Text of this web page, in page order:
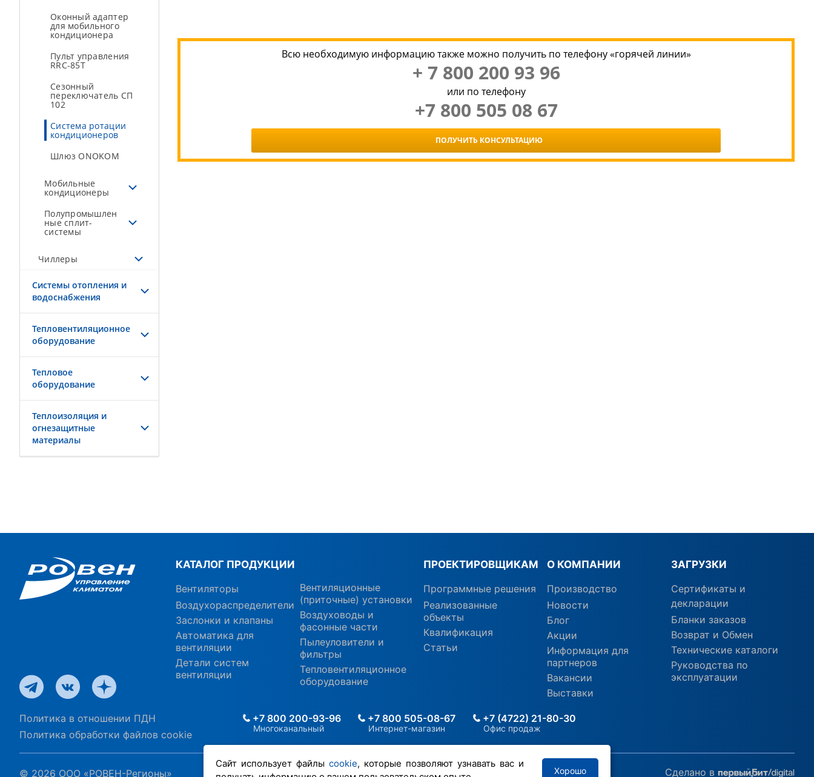
Оконный адаптер
для мобильного
кондиционера
Пульт управления
RRC-85T
Сезонный
переключатель СП
102
Система ротации
кондиционеров
Шлюз ONOKOM
Мобильные
кондиционеры
Полупромышлен
ные сплит-
системы
Чиллеры
Системы отопления и
водоснабжения
Тепловентиляционное
оборудование
Тепловое
оборудование
Теплоизоляция и
огнезащитные
материалы
Всю необходимую информацию также можно получить по телефону «горячей линии»
+ 7 800 200 93 96
или по телефону
+7 800 505 08 67
ПОЛУЧИТЬ КОНСУЛЬТАЦИЮ
Сайт использует файлы cookie, которые позволяют узнавать вас и
Хорошо
КАТАЛОГ ПРОДУКЦИИ
Вентиляторы
Воздухораспределители
Заслонки и клапаны
Автоматика для
вентиляции
Детали систем
вентиляции
Вентиляционные
(приточные) установки
Воздуховоды и
фасонные части
Пылеуловители и
фильтры
Тепловентиляционное
оборудование
ПРОЕКТИРОВЩИКАМ
Программные решения
Реализованные
объекты
Квалификация
Статьи
О КОМПАНИИ
Производство
Новости
Блог
Акции
Информация для
партнеров
Вакансии
Выставки
ЗАГРУЗКИ
Сертификаты и
декларации
Бланки заказов
Возврат и Обмен
Технические каталоги
Руководства по
эксплуатации
Политика в отношении ПДН
Политика обработки файлов cookie
+7 800 200-93-96
Многоканальный
+7 800 505-08-67
Интернет-магазин
+7 (4722) 21-80-30
Офис продаж
© 2026 ООО «РОВЕН-Регионы» Сделано в